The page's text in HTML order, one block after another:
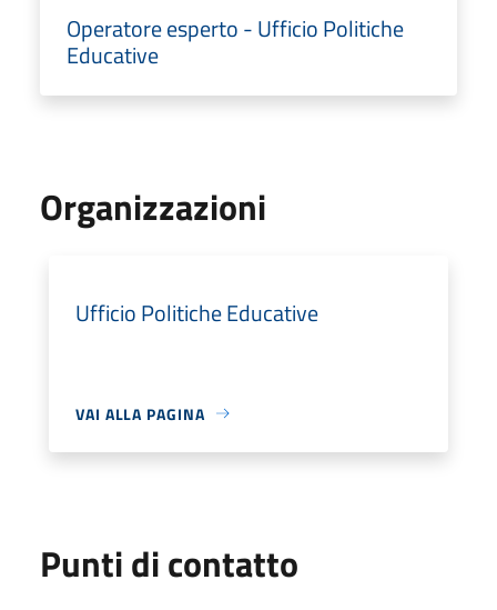
Operatore esperto - Ufficio Politiche
Educative
Organizzazioni
Ufficio Politiche Educative
VAI ALLA PAGINA
Punti di contatto